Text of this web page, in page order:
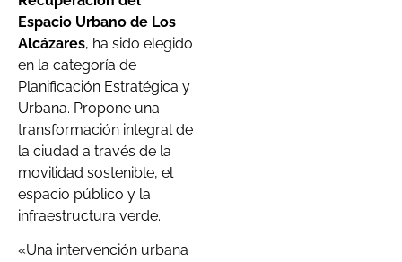
Espacio Urbano de Los
Alcázares, ha sido elegido
en la categoría de
Planificación Estratégica y
Urbana. Propone una
transformación integral de
la ciudad a través de la
movilidad sostenible, el
espacio público y la
infraestructura verde.
«Una intervención urbana